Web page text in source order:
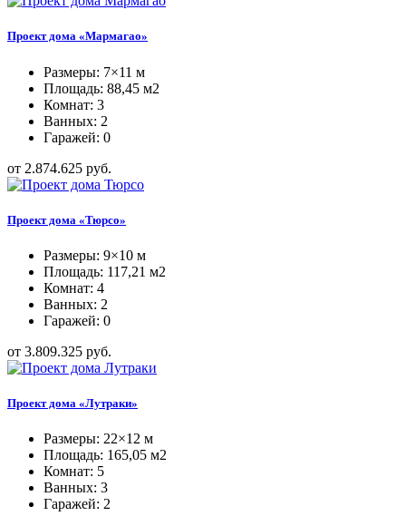
Проект дома «Мармагао»
Размеры: 7×11 м
Площадь: 88,45 м2
Комнат: 3
Ванных: 2
Гаражей: 0
от 2.874.625 руб.
Проект дома «Тюрсо»
Размеры: 9×10 м
Площадь: 117,21 м2
Комнат: 4
Ванных: 2
Гаражей: 0
от 3.809.325 руб.
Проект дома «Лутраки»
Размеры: 22×12 м
Площадь: 165,05 м2
Комнат: 5
Ванных: 3
Гаражей: 2